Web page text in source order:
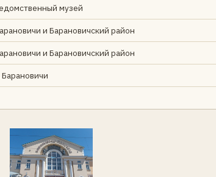
музей
и Барановичский район
и Барановичский район
Барановичи